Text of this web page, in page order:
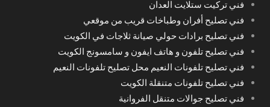
فني تركيت ستلايت العدان
فني تصليح أفران وطباخات قريب من موقعي
فني تصليح برادات حولي صيانة ثلاجات في الكويت
فني تصليح تلفون و هاتف ايفون و سامسونج الكويت
فني تصليح تلفونات النعيم محل تصليح تلفونات النعيم
فني تصليح تلفونات متنقلة الكويت
فني تصليح جوالات متنقل الفروانية